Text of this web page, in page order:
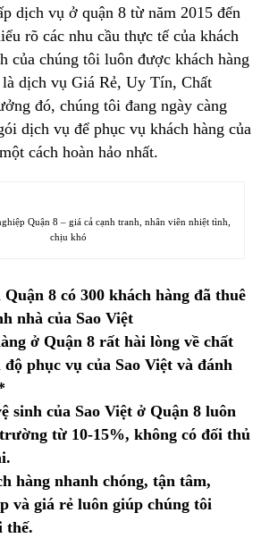
dịch vụ ở quận 8 từ năm 2015 đến
rõ các nhu cầu thực tế của khách
của chúng tôi luôn được khách hàng
dịch vụ Giá Rẻ, Uy Tín, Chất
đó, chúng tôi đang ngày càng
dịch vụ để phục vụ khách hàng của
cách hoàn hảo nhất.
Quận 8 – giá cả cạnh tranh, nhân viên nhiệt tình,
chịu khó
8 có 300 khách hàng đã thuê
nhà của Sao Việt
ở Quận 8 rất hài lòng về chất
phục vụ của Sao Việt và đánh
sinh của Sao Việt ở Quận 8 luôn
từ 10-15%, không có đối thủ
hàng nhanh chóng, tận tâm,
và giá rẻ luôn giúp chúng tôi
thế.